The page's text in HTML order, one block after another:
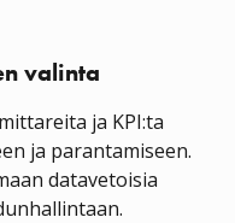
valinta
ja KPI:ta
ja parantamiseen.
datavetoisia